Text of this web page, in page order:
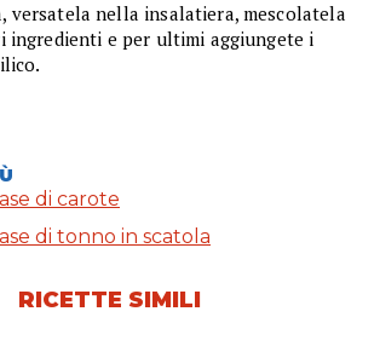
versatela nella insalatiera, mescolatela
ingredienti e per ultimi aggiungete i
di carote
di tonno in scatola
RICETTE SIMILI